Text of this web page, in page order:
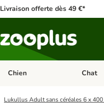
Livraison offerte dès 49 €*
Chien Chat
Lukullus Adult sans céréales 6 x